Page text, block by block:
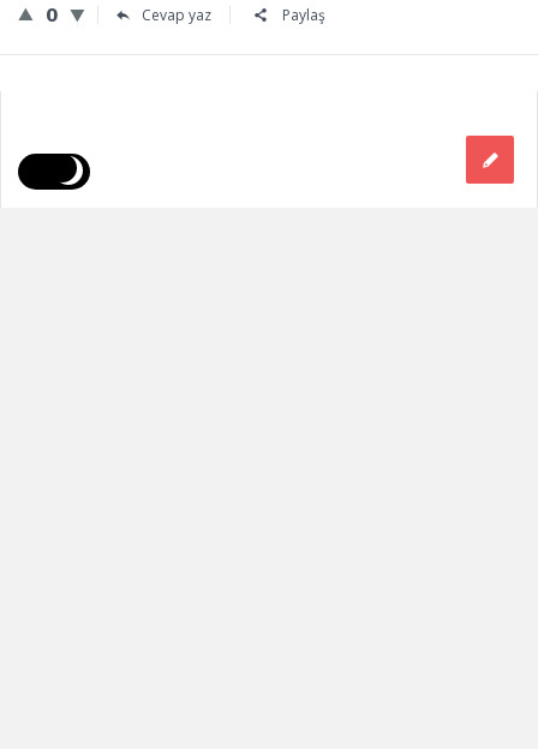
0 Cevap yaz Paylaş